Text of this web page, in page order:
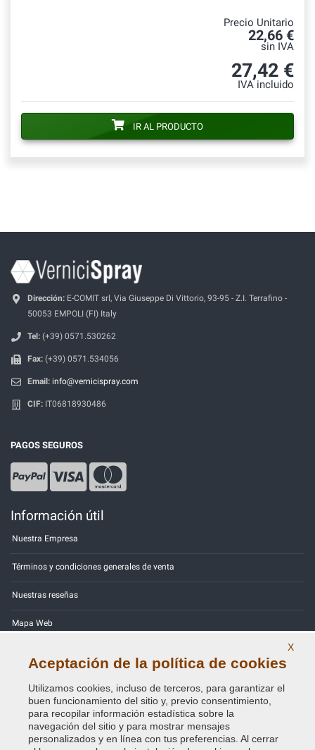
Precio Unitario
22,66 €
sin IVA
27,42 €
IVA incluido
IR AL PRODUCTO
Dirección: E-COMIT srl, Via Giuseppe Di Vittorio, 93-95 - Z.I. Terrafino -
50053 EMPOLI (FI) Italy
Tel: (+39) 0571.530262
Fax: (+39) 0571.534056
Email: info@vernicispray.com
CIF: IT06818930486
PAGOS SEGUROS
Información útil
Nuestra Empresa
Términos y condiciones generales de venta
Nuestras reseñas
Mapa Web
Política de Privacidad - RGPD
X
Aceptación de la política de cookies
Utilizamos cookies, incluso de terceros, para garantizar el
buen funcionamiento del sitio y, previo consentimiento,
para recopilar información estadística sobre la
navegación del sitio y para mostrar mensajes
personalizados y en línea con tus preferencias. Al cerrar